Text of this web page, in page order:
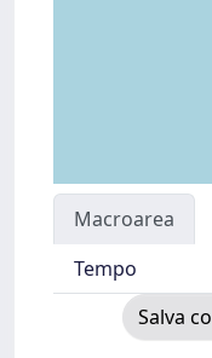
Macroarea
Tempo
Salva